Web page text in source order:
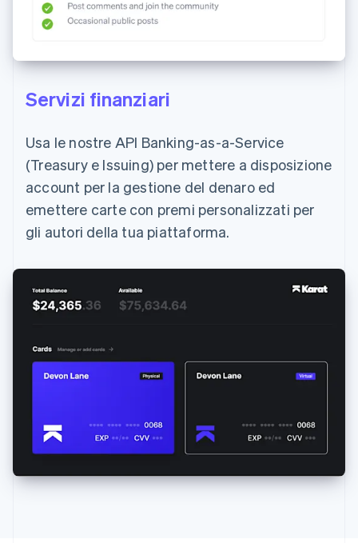
Servizi finanziari
Usa le nostre API Banking-as-a-Service
(Treasury e Issuing) per mettere a disposizione
account per la gestione del denaro ed
emettere carte con premi personalizzati per
gli autori della tua piattaforma.